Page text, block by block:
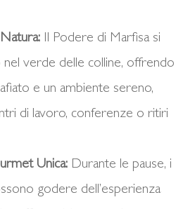
Il Podere di Marfisa si
verde delle colline, offrendo
e un ambiente sereno,
di lavoro, conferenze o ritiri
Unica: Durante le pause, i
godere dell’esperienza